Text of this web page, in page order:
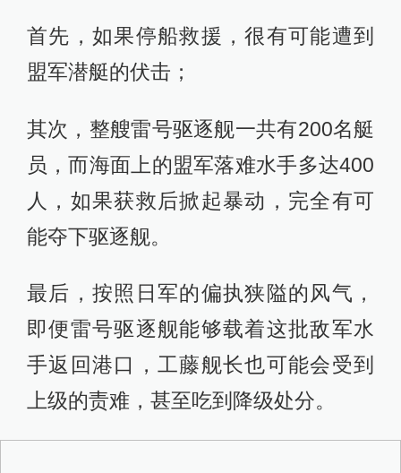
首先，如果停船救援，很有可能遭到
盟军潜艇的伏击；
其次，整艘雷号驱逐舰一共有200名艇
员，而海面上的盟军落难水手多达400
人，如果获救后掀起暴动，完全有可
能夺下驱逐舰。
最后，按照日军的偏执狭隘的风气，
即便雷号驱逐舰能够载着这批敌军水
手返回港口，工藤舰长也可能会受到
上级的责难，甚至吃到降级处分。